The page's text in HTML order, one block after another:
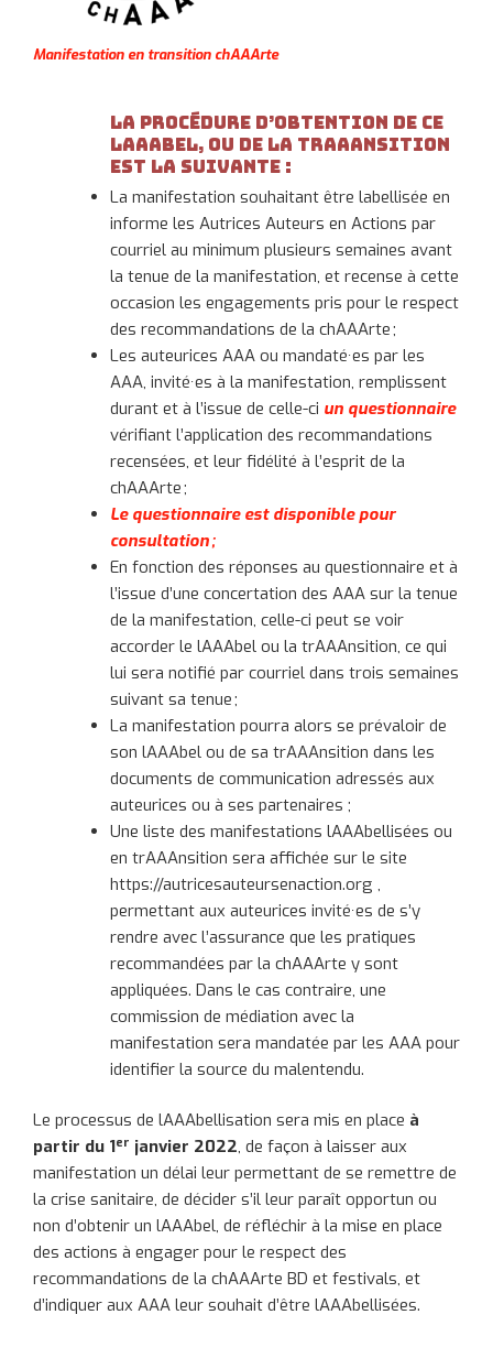
Manifestation en transition chAAArte
La procédure d’obtention de ce
lAAAbel, ou de la trAAAnsition
est la suivante :
La manifestation souhaitant être labellisée en
informe les Autrices Auteurs en Actions par
courriel au minimum plusieurs semaines avant
la tenue de la manifestation, et recense à cette
occasion les engagements pris pour le respect
des recommandations de la chAAArte ;
Les auteurices AAA ou mandaté·es par les
AAA, invité·es à la manifestation, remplissent
durant et à l’issue de celle-ci un questionnaire
vérifiant l’application des recommandations
recensées, et leur fidélité à l’esprit de la
chAAArte ;
Le questionnaire est disponible pour
consultation ;
En fonction des réponses au questionnaire et à
l’issue d’une concertation des AAA sur la tenue
de la manifestation, celle-ci peut se voir
accorder le lAAAbel ou la trAAAnsition, ce qui
lui sera notifié par courriel dans trois semaines
suivant sa tenue ;
La manifestation pourra alors se prévaloir de
son lAAAbel ou de sa trAAAnsition dans les
documents de communication adressés aux
auteurices ou à ses partenaires ;
Une liste des manifestations lAAAbellisées ou
en trAAAnsition sera affichée sur le site
https://autricesauteursenaction.org ,
permettant aux auteurices invité·es de s’y
rendre avec l’assurance que les pratiques
recommandées par la chAAArte y sont
appliquées. Dans le cas contraire, une
commission de médiation avec la
manifestation sera mandatée par les AAA pour
identifier la source du malentendu.
Le processus de lAAAbellisation sera mis en place à
partir du 1er janvier 2022, de façon à laisser aux
manifestation un délai leur permettant de se remettre de
la crise sanitaire, de décider s’il leur paraît opportun ou
non d’obtenir un lAAAbel, de réfléchir à la mise en place
des actions à engager pour le respect des
recommandations de la chAAArte BD et festivals, et
d’indiquer aux AAA leur souhait d’être lAAAbellisées.